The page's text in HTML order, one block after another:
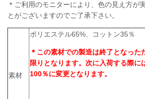
＊ご利用のモニターにより、色の見え方が
とがございますのでご了承下さい。
素材
ポリエステル65%、コットン35％
＊この素材での製造は終了となった
限りとなります。次に入荷する際に
100％に変更となります。